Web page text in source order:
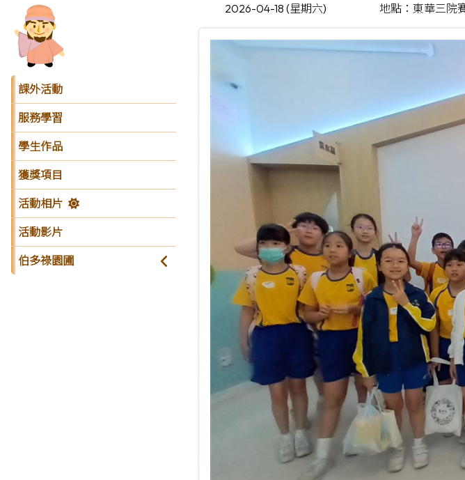
課外活動
服務學習
學生作品
獲獎項目
活動相片
活動影片
伯多祿園圃
2026-04-18 (星期六) 地點：東華三院